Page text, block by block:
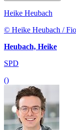
Heike Heubach
© Heike Heubach /
Heubach, Heike
SPD
()